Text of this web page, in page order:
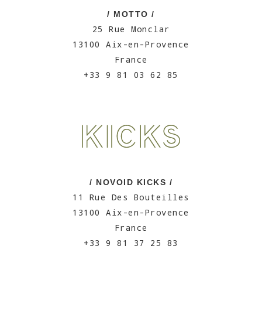
/ MOTTO /
25 Rue Monclar
13100 Aix-en-Provence
France
+33 9 81 03 62 85
/ NOVOID KICKS /
11 Rue Des Bouteilles
13100 Aix-en-Provence
France
+33 9 81 37 25 83